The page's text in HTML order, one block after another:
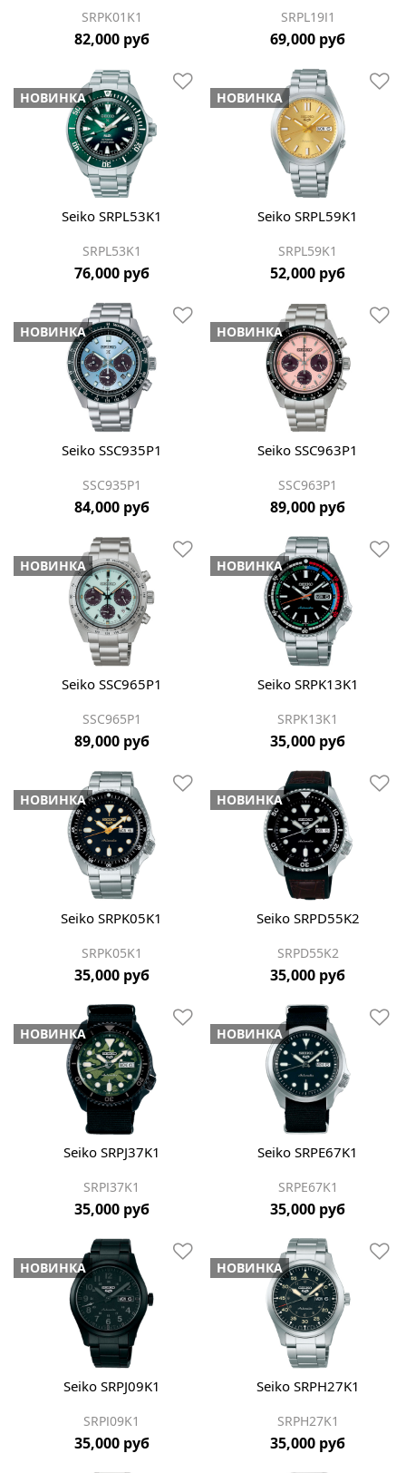
SRPK01K1
82,000 руб
SRPL19J1
69,000 руб
НОВИНКА
Seiko SRPL53K1
SRPL53K1
76,000 руб
НОВИНКА
Seiko SRPL59K1
SRPL59K1
52,000 руб
НОВИНКА
Seiko SSC935P1
SSC935P1
84,000 руб
НОВИНКА
Seiko SSC963P1
SSC963P1
89,000 руб
НОВИНКА
Seiko SSC965P1
SSC965P1
89,000 руб
НОВИНКА
Seiko SRPK13K1
SRPK13K1
35,000 руб
НОВИНКА
Seiko SRPK05K1
SRPK05K1
35,000 руб
НОВИНКА
Seiko SRPD55K2
SRPD55K2
35,000 руб
НОВИНКА
Seiko SRPJ37K1
SRPJ37K1
35,000 руб
НОВИНКА
Seiko SRPE67K1
SRPE67K1
35,000 руб
НОВИНКА
Seiko SRPJ09K1
SRPJ09K1
35,000 руб
НОВИНКА
Seiko SRPH27K1
SRPH27K1
35,000 руб